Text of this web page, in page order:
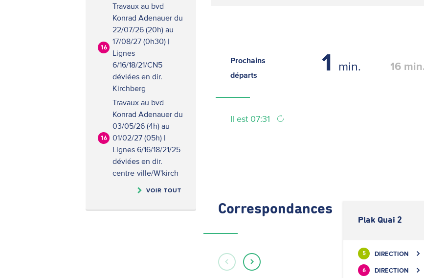
16
Travaux au bvd
Konrad Adenauer du
22/07/26 (20h) au
17/08/27 (0h30) |
Lignes
6/16/18/21/CN5
déviées en dir.
Kirchberg
16
Travaux au bvd
Konrad Adenauer du
03/05/26 (4h) au
01/02/27 (05h) |
Lignes 6/16/18/21/25
déviées en dir.
centre-ville/W'kirch
VOIR TOUT
Prochains
départs
Il est 07:31
1 min. 16
Correspondances
Plak Quai 2
5 DIRECTION
6 DIRECTION